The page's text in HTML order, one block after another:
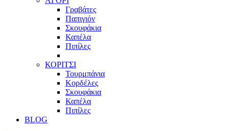
Γραβάτες
Παπιγιόν
Σκουφάκια
Καπέλα
Πιπίλες
ΚΟΡΙΤΣΙ
Τουρμπάνια
Κορδέλες
Σκουφάκια
Καπέλα
Πιπίλες
BLOG